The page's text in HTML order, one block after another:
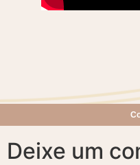
Deixe um